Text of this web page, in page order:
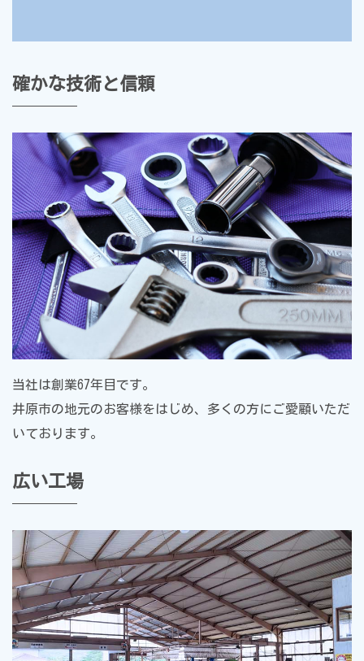
確かな技術と信頼
当社は創業67年目です。
井原市の地元のお客様をはじめ、多くの方にご愛顧いただ
いております。
広い工場